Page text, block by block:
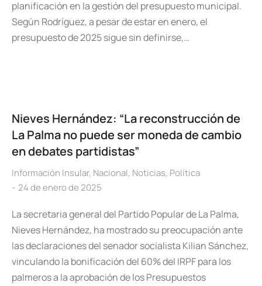
planificación en la gestión del presupuesto municipal.
Según Rodríguez, a pesar de estar en enero, el
presupuesto de 2025 sigue sin definirse,…
Nieves Hernández: “La reconstrucción de
La Palma no puede ser moneda de cambio
en debates partidistas”
Información Insular, Nacional, Noticias, Política
24 de enero de 2025
La secretaria general del Partido Popular de La Palma,
Nieves Hernández, ha mostrado su preocupación ante
las declaraciones del senador socialista Kilian Sánchez,
vinculando la bonificación del 60% del IRPF para los
palmeros a la aprobación de los Presupuestos